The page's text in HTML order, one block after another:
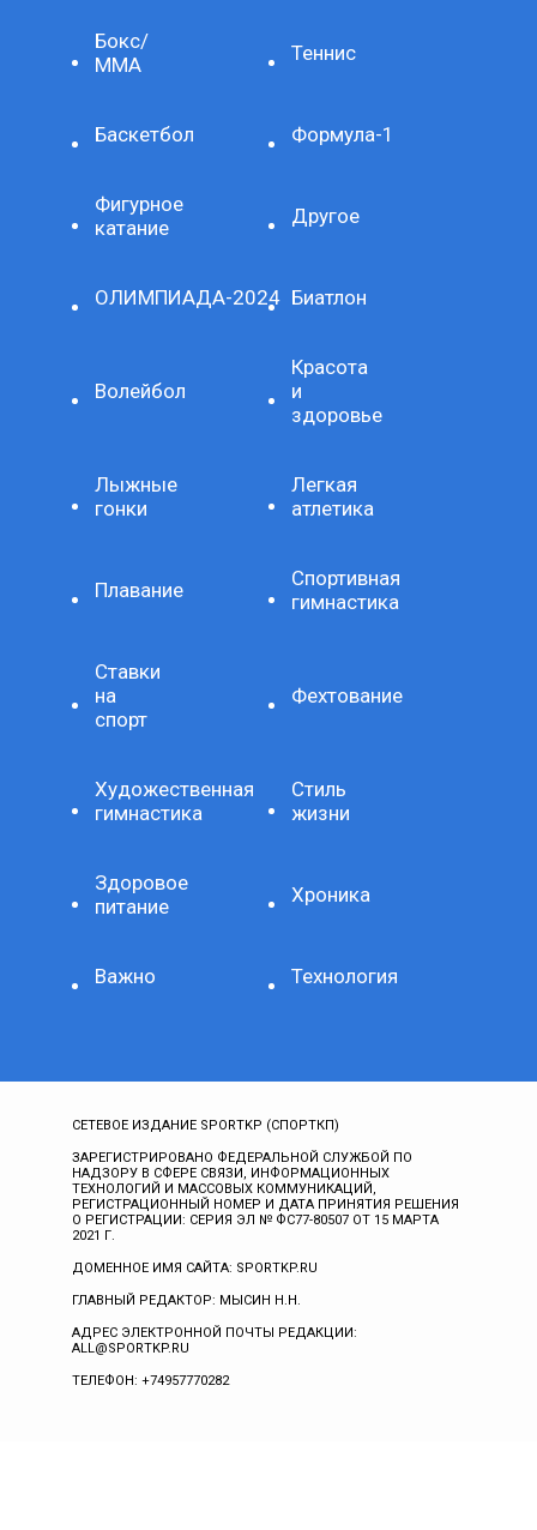
Бокс/
ММА
Теннис
Баскетбол Формула-1
Фигурное
катание
Другое
ОЛИМПИАДА-2024 Биатлон
Волейбол
Красота
и
здоровье
Лыжные
гонки
Легкая
атлетика
Плавание
Спортивная
гимнастика
Ставки
на
спорт
Фехтование
Художественная
гимнастика
Стиль
жизни
Здоровое
питание
Хроника
Важно Технология
СЕТЕВОЕ ИЗДАНИЕ SPORTKP (СПОРТКП)
ЗАРЕГИСТРИРОВАНО ФЕДЕРАЛЬНОЙ СЛУЖБОЙ ПО
НАДЗОРУ В СФЕРЕ СВЯЗИ, ИНФОРМАЦИОННЫХ
ТЕХНОЛОГИЙ И МАССОВЫХ КОММУНИКАЦИЙ,
РЕГИСТРАЦИОННЫЙ НОМЕР И ДАТА ПРИНЯТИЯ РЕШЕНИЯ
О РЕГИСТРАЦИИ: СЕРИЯ ЭЛ № ФС77-80507 ОТ 15 МАРТА
2021 Г.
ДОМЕННОЕ ИМЯ САЙТА: SPORTKP.RU
ГЛАВНЫЙ РЕДАКТОР: МЫСИН Н.Н.
АДРЕС ЭЛЕКТРОННОЙ ПОЧТЫ РЕДАКЦИИ:
ALL@SPORTKP.RU
ТЕЛЕФОН: +74957770282